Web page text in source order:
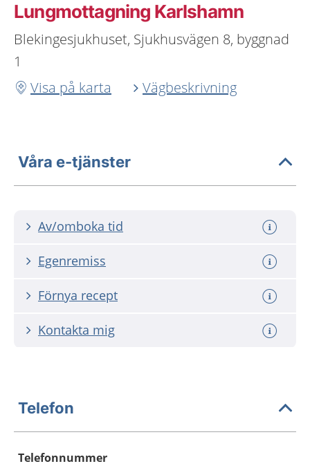
Lungmottagning Karlshamn
Blekingesjukhuset, Sjukhusvägen 8, byggnad
1
Visa på karta
Vägbeskrivning
Våra e-tjänster
Av/omboka tid
Egenremiss
Förnya recept
Kontakta mig
Telefon
Telefonnummer